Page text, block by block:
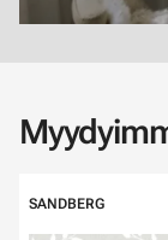
SANDBERG